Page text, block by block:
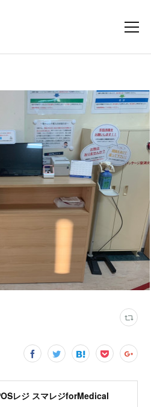
レジ スマレジforMedical